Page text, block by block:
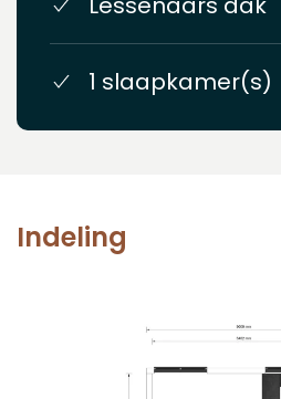
1 slaapkamer(s)
Indeling